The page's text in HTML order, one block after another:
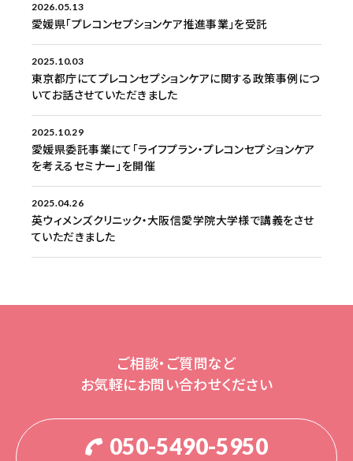
2026.05.13
愛媛県「プレコンセプションケア推進事業」を受託
2025.10.03
東京都庁にてプレコンセプションケアに関する政策事例につ
いてお話させていただきました
2025.10.29
愛媛県委託事業にて「ライフプラン・プレコンセプションケア
を考えるセミナー」を開催
2025.04.26
英ウィメンズクリニック・大阪信愛学院大学様で講義をさせ
ていただきました
ご相談・ご質問など
お気軽にお問い合わせください
050-5490-5950